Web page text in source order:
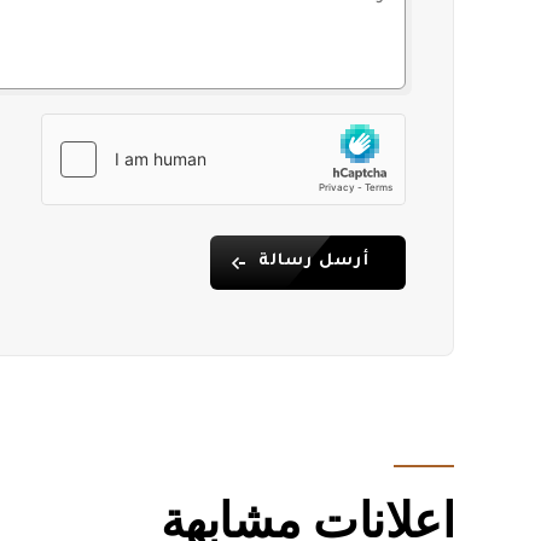
مزايا الموقع
إلى الشاطئ: 750 م
إلى نقاط التسوق: 850 م
مطار ألانيا غازي باشا: 28 كم
مطار أنطاليا: 155 كم
تقع الشقة في منطقة مناسبة جدًا سواء للاستخدام
تنوع المرافق، وسهولة المواصلات، وقيمة الموقع
المنطقة.
موقع مطلوب ومناسب للاستثمار
للحصول على معلومات تفصيلية أو لمعاينة الشقة على
أرسل رسالة
اعلانات مشابهة